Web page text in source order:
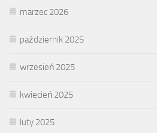
marzec 2026
październik 2025
wrzesień 2025
kwiecień 2025
luty 2025